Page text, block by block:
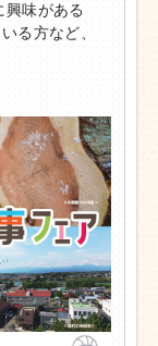
味がある
る方など、